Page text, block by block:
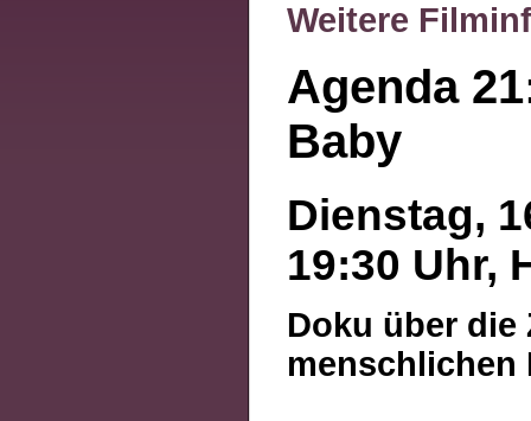
Weitere
Agenda
Baby
Dienstag,
19:30 Uhr,
Doku über die
menschlichen